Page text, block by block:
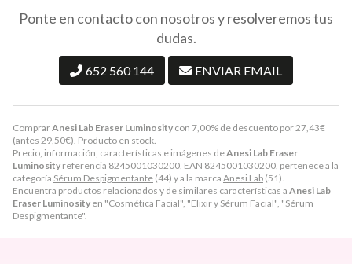
ComprarAnesi Lab Eraser Luminosity con 7,00% de descuento por 27,43€
(antes 29,50€). Producto en stock.
Precio, información, características e imágenes deAnesi Lab Eraser
Luminosity referencia 8245001030200, EAN 8245001030200, pertenece a la
categoría Sérum Despigmentante (44) y a la marca Anesi Lab (51).
Encuentra productos relacionados y de similares características a Anesi Lab
Eraser Luminosity en "Cosmética Facial", "Elixir y Sérum Facial", "Sérum
Despigmentante".
Ponte en contacto con nosotros y resolveremos tus
dudas.
652 560 144 ENVIAR EMAIL